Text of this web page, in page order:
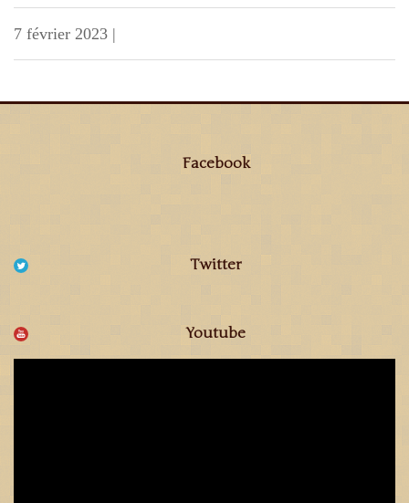
7 février 2023 |
Facebook
Twitter
Youtube